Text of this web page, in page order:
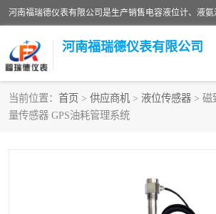
河南福瑞德仪表有限公司
当前位置： 首页 > 供应商机 > 液位传感器 > 磁
量传感器 GPS油耗管理系统
液位计
液氮液